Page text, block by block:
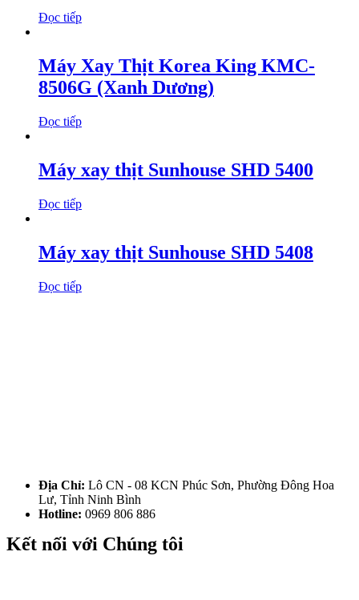
Đọc tiếp
Máy Xay Thịt Korea King KMC-
8506G (Xanh Dương)
Đọc tiếp
Máy xay thịt Sunhouse SHD 5400
Đọc tiếp
Máy xay thịt Sunhouse SHD 5408
Đọc tiếp
Địa Chỉ: Lô CN - 08 KCN Phúc Sơn, Phường Đông Hoa
Lư, Tỉnh Ninh Bình
Hotline: 0969 806 886
Kết nối với Chúng tôi